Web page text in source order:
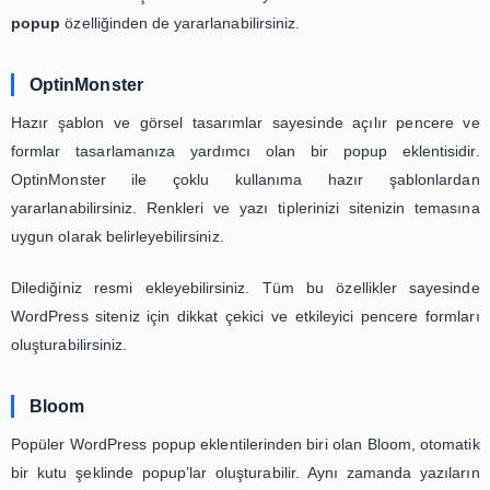
Siteden çıkarken kullanılan kapatma tuşuna
görüntüleneceğini site sahibi pratik bir şekilde
NinjaPopups, içerik kilitleme sisteminede sahiptir.